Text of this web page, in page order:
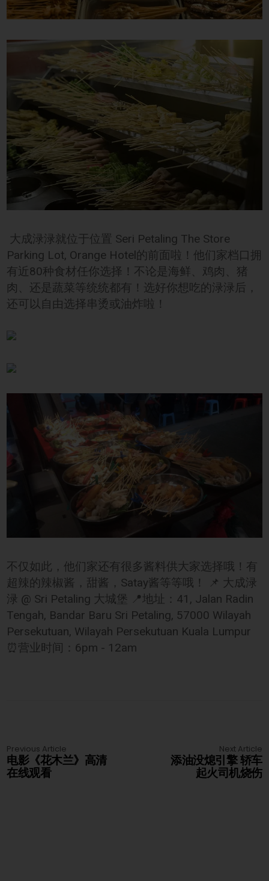
大成渌渌就位于位置 Seri Petaling The Store
Parking Lot, Orange Hotel的前面啦！他们家档口拥
有近80种食材任你选择！不论是海鲜、鸡肉、猪
肉、还是蔬菜等统统都有！选好你想吃的渌渌后，
还可以自由选择串烫或油炸啦！
不仅如此，他们家还有很多酱料供大家选择哦！有
超辣的辣椒酱，甜酱，Satay酱等等哦！ 📌 大成渌
渌 @ Sri Petaling 大城堡 📍地址：41, Jalan Radin
Tengah, Bandar Baru Sri Petaling, 57000 Wilayah
Persekutuan, Wilayah Persekutuan Kuala Lumpur
⏰营业时间：6pm - 12am
Previous Article
电影《花木兰》高清
在线观看
Next Article
添油没熄引擎 轿车
起火司机烧伤